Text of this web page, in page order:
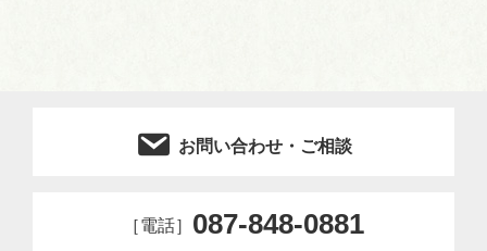
お問い合わせ・ご相談
［電話］ 087-848-0881